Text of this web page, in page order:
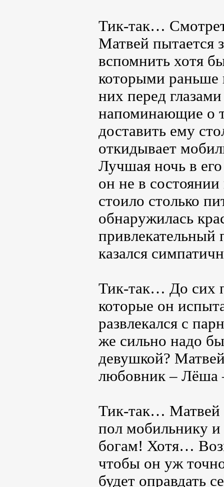
Тик-так…
Матвей пытается
вспомнить хотя
которыми раньше
них перед
напоминающие о
доставить ему
откидывает
Лучшая ночь в
он не в
стоило столько
обнаружилась
казался
Тик-так… До сих
которые он
развлекался с
же сильно надо
девушкой?
любовник –
Тик-так… Матвей
пол мобильнику и
богам! Хотя…
чтобы он уж
будет оправдать